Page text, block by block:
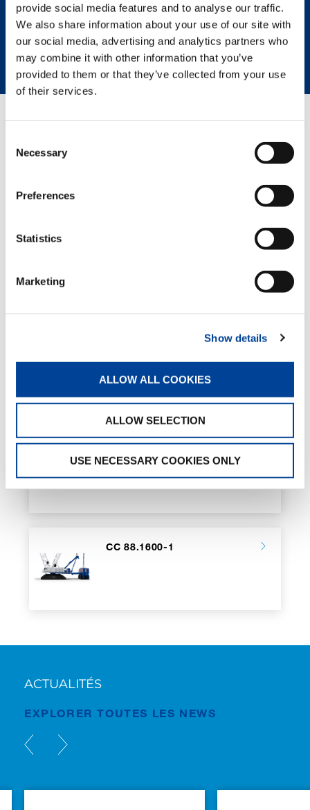
provide social media features and to analyse our traffic.
We also share information about your use of our site with
our social media, advertising and analytics partners who
may combine it with other information that you’ve
provided to them or that they’ve collected from your use
of their services.
Selection
Necessary
Preferences
Statistics
Marketing
Show details
ALLOW ALL COOKIES
ALLOW SELECTION
USE NECESSARY COOKIES ONLY
FICHE TECHNIQUE
FICHE BOOM BOOSTER
CC 88.1600-1
ACTUALITÉS
EXPLORER TOUTES LES NEWS